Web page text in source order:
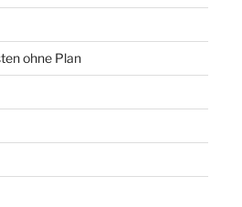
ohne Plan